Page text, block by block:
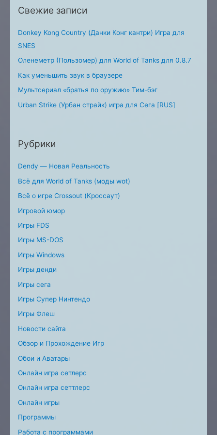
rСвежие записи
Donkey Kong Country (Данки Конг кантри) Игра для
SNES
Оленеметр (Пользомер) для World of Tanks для 0.8.7
Как уменьшить звук в браузере
Мультсериал «братья по оружию» Тим-бэг
Urban Strike (Урбан страйк) игра для Сега [RUS]
Рубрики
Dendy — Новая Реальность
Всё для World of Tanks (моды wot)
Всё о игре Crossout (Кроссаут)
Игровой юмор
Игры FDS
Игры MS-DOS
Игры Windows
Игры денди
Игры сега
Игры Супер Нинтендо
Игры Флеш
Новости сайта
Обзор и Прохождение Игр
Обои и Аватары
Онлайн игра сетлерс
Онлайн игра сеттлерс
Онлайн игры
Программы
Работа с программами